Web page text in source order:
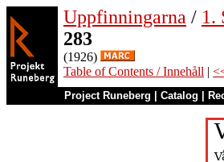
Uppfinningarna / 1.
283
(1926)
Table of Contents / Innehåll |
Project Runeberg Catalog